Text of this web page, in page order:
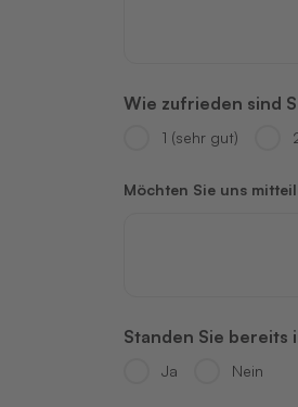
Wie zufrieden sind
1 (sehr gut)
Möchten Sie uns
Standen Sie bereits
Ja Nein